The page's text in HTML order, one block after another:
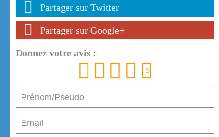
Partager sur Twitter
Partager sur Google+
Donnez votre avis :
5